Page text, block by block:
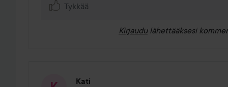
Tykkää
Kirjaudu lähettääksesi
Kati